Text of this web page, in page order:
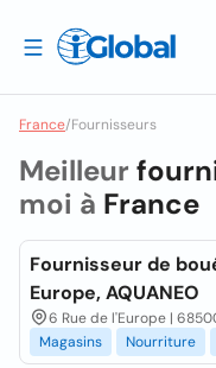
France/Fournisseurs
Meilleur
moi à France
Fournisseur de
Europe, AQUANEO
6 Rue de l'Europe |
Magasins
Nourriture